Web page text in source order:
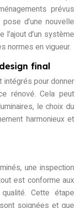
prévus
d’une nouvelle
l’ajout d’un système
normes en vigueur.
final
intégrés pour donner
rénové. Cela peut
le choix du
harmonieux et
une inspection
est conforme aux
Cette étape